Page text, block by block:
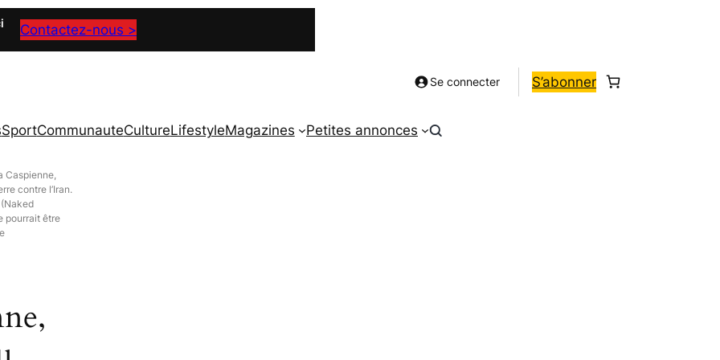
Contactez-nous >
Se connecter S’abonner
SportCommunauteCultureLifestyleMagazines Petites annonces
Caspienne,
contre l’Iran.
pourrait être